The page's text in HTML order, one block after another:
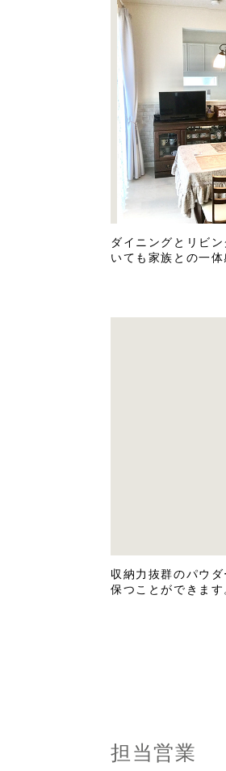
ダイニングとリビ
いても家族との一
収納力抜群のパウ
保つことができます
担当営業